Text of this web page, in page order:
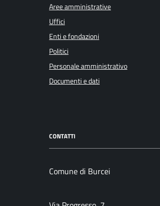
Aree amministrative
Uffici
Enti e fondazioni
Politici
Personale amministrativo
Documenti e dati
CONTATTI
Comune di Burcei